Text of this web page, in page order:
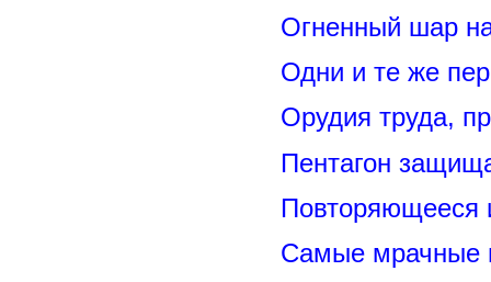
Огненный шар
Одни и те же
Орудия труда,
Пентагон
Повторяющееся
Самые мрачные